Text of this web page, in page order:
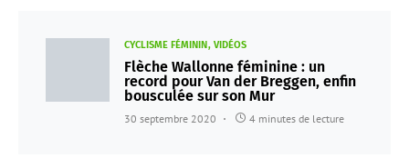
CYCLISME FÉMININ VIDÉOS
Flèche Wallonne féminine : un
record pour Van der Breggen, enfin
bousculée sur son Mur
30 septembre 2020 4 minutes de lecture